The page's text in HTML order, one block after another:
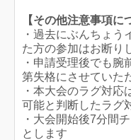
【その他注意事項に
・過去にぶんちょう
た方の参加はお断り
・申請受理後でも腕
第失格にさせていた
・本大会のラグ対応
可能と判断したラグ
・大会開始後7分間
とします